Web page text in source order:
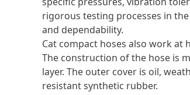
rigorous testing processes in
and dependability.
Cat compact hoses also work at
The construction of the hose is
layer. The outer cover is oil,
resistant synthetic rubber.